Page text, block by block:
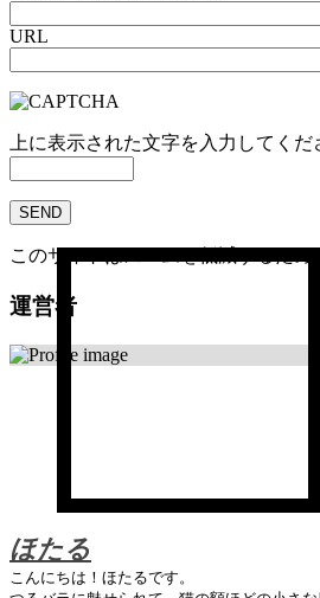
URL
上に表示された文字を入力してくだ
このサイトはスパムを低減するため
運営者
ほたる
こんにちは！ほたるです。